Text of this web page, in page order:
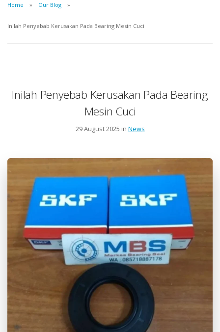
Home Our Blog
Inilah Penyebab Kerusakan Pada Bearing Mesin Cuci
Inilah Penyebab Kerusakan Pada Bearing
Mesin Cuci
29 August 2025 in News